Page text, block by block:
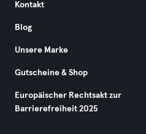
Kontakt
Blog
Unsere Marke
Gutscheine & Shop
Europäischer Rechtsakt zur
Barrierefreiheit 2025